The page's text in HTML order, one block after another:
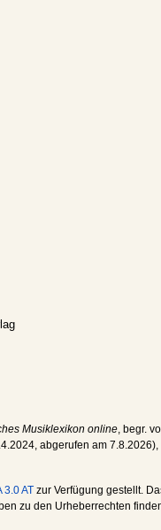
Musiklexikon online, begr.
, abgerufen am 7.8.2026),
3.0 AT zur Verfügung gestellt.
zu den Urheberrechten